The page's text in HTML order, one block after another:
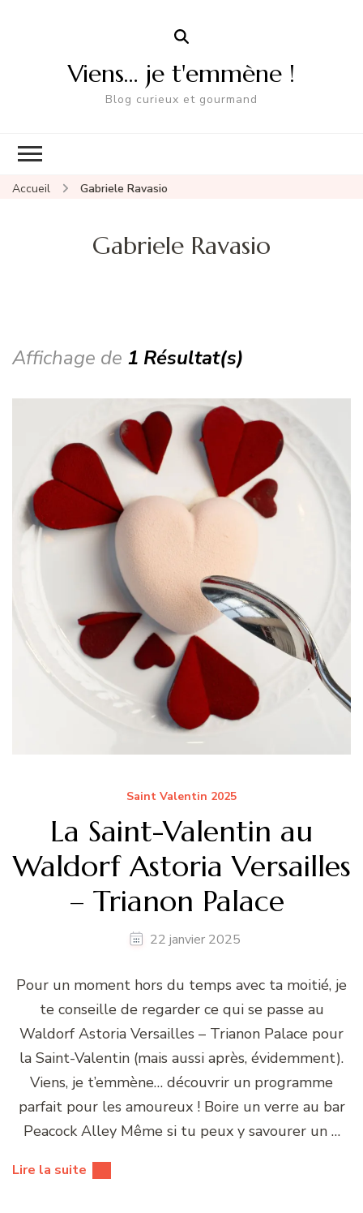
Viens… je t'emmène !
Blog curieux et gourmand
Accueil Gabriele Ravasio
Gabriele Ravasio
Affichage de 1 Résultat(s)
Saint Valentin 2025
La Saint-Valentin au
Waldorf Astoria Versailles
– Trianon Palace
22 janvier 2025
Pour un moment hors du temps avec ta moitié, je
te conseille de regarder ce qui se passe au
Waldorf Astoria Versailles – Trianon Palace pour
la Saint-Valentin (mais aussi après, évidemment).
Viens, je t’emmène… découvrir un programme
parfait pour les amoureux ! Boire un verre au bar
Peacock Alley Même si tu peux y savourer un …
Lire la suite